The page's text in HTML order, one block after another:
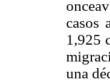
casos
1,925
una